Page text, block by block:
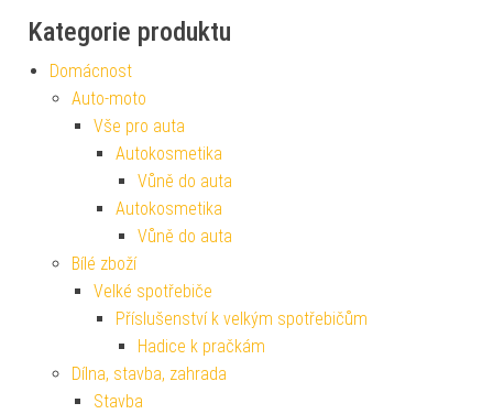
Kategorie produktu
Domácnost
Auto-moto
Vše pro auta
Autokosmetika
Vůně do auta
Autokosmetika
Vůně do auta
Bílé zboží
Velké spotřebiče
Příslušenství k velkým spotřebičům
Hadice k pračkám
Dílna, stavba, zahrada
Stavba